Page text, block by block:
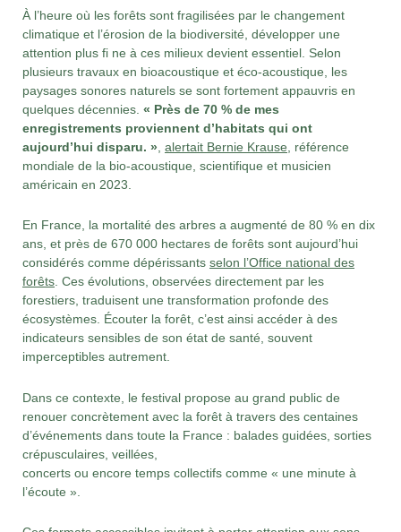
À l’heure où les forêts sont fragilisées par le changement
climatique et l’érosion de la biodiversité, développer une
attention plus fi ne à ces milieux devient essentiel. Selon
plusieurs travaux en bioacoustique et éco-acoustique, les
paysages sonores naturels se sont fortement appauvris en
quelques décennies. « Près de 70 % de mes
enregistrements proviennent d’habitats qui ont
aujourd’hui disparu. » alertait Bernie Krause , référence
mondiale de la bio-acoustique, scientifique et musicien
américain en 2023.
En France, la mortalité des arbres a augmenté de 80 % en dix
ans, et près de 670 000 hectares de forêts sont aujourd’hui
considérés comme dépérissants selon l’Office national des
forêts. Ces évolutions, observées directement par les
forestiers, traduisent une transformation profonde des
écosystèmes. Écouter la forêt, c’est ainsi accéder à des
indicateurs sensibles de son état de santé, souvent
imperceptibles autrement.
Dans ce contexte, le festival propose au grand public de
renouer concrètement avec la forêt à travers des centaines
d’événements dans toute la France : balades guidées, sorties
crépusculaires, veillées,
concerts ou encore temps collectifs comme « une minute à
l’écoute ».